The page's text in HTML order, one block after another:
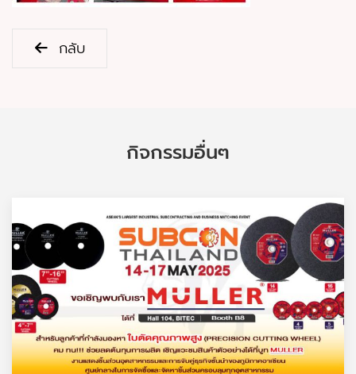
กลับ
กิจกรรมอื่นๆ